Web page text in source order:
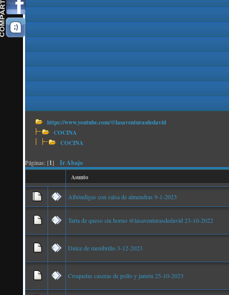
https://www.youtube.com/@lasaventurasdedavid
COCINA
COCINA
Páginas: [1] Ir Abajo
Asunto
Albóndigas con salsa de almendras 9-1-2023
Tarta de queso sin horno @lasaventurasdedavid 23-10-2022
Dulce de membrillo 3-12-2023
Croquetas caseras de pollo y jamón 25-10-2023